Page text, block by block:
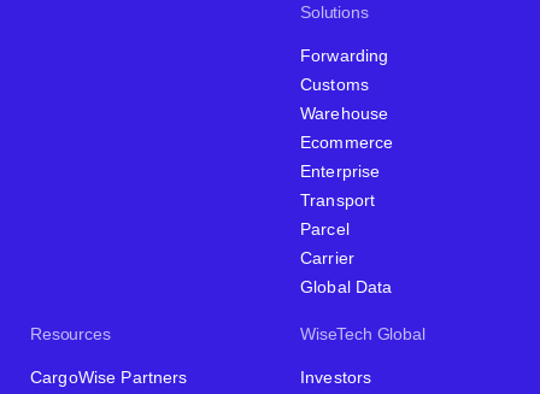
Solutions
Forwarding
Customs
Warehouse
Ecommerce
Enterprise
Transport
Parcel
Carrier
Global Data
Resources
CargoWise Partners
WiseTech Global
Investors